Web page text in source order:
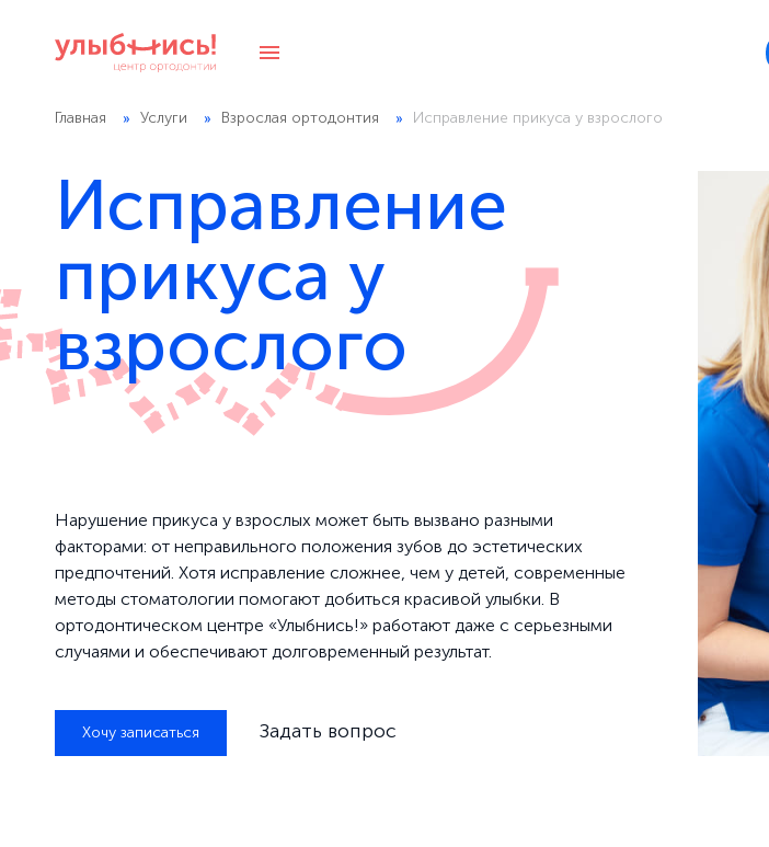
Главная Услуги Взрослая ортодонтия Исправление прикуса у взрослого
Исправление
прикуса у
взрослого
Нарушение прикуса у взрослых может быть вызвано разными
факторами: от неправильного положения зубов до эстетических
предпочтений. Хотя исправление сложнее, чем у детей, современные
методы стоматологии помогают добиться красивой улыбки. В
ортодонтическом центре «Улыбнись!» работают даже с серьезными
случаями и обеспечивают долговременный результат.
Хочу записаться Задать вопрос